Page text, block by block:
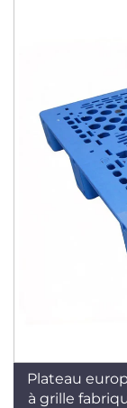
Plateau
à grille